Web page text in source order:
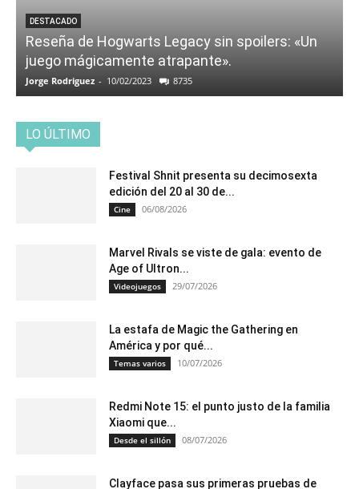
DESTACADO
Reseña de Hogwarts Legacy sin spoilers: «Un
juego mágicamente atrapante».
Jorge Rodriguez - 10/02/2023 8735
LO ÚLTIMO
Festival Shnit presenta su decimosexta
edición del 20 al 30 de...
Cine 06/08/2026
Marvel Rivals se viste de gala: evento de
Age of Ultron...
Videojuegos 29/07/2026
La estafa de Magic the Gathering en
América y por qué...
Temas varios 10/07/2026
Redmi Note 15: el punto justo de la familia
Xiaomi que...
Desde el sillón 08/07/2026
Clayface pasa sus primeras pruebas de